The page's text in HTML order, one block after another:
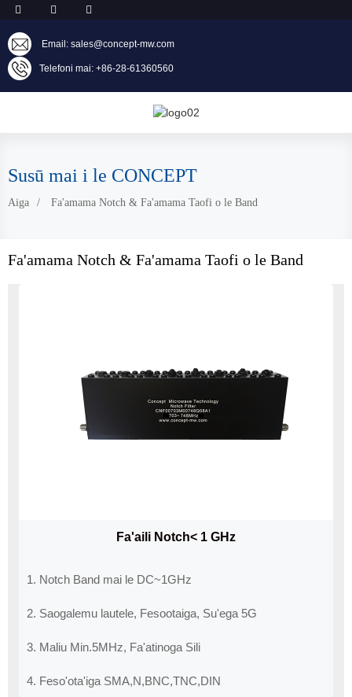
Email: sales@concept-mw.com
Telefoni mai: +86-28-61360560
Susū mai i le CONCEPT
Aiga Fa'amama Notch & Fa'amama Taofi o le Band
Fa'amama Notch & Fa'amama Taofi o le Band
Fa'aili Notch< 1 GHz
1. Notch Band mai le DC~1GHz
2. Saogalemu lautele, Fesootaiga, Su'ega 5G
3. Maliu Min.5MHz, Fa'atinoga Sili
4. Feso'ota'iga SMA,N,BNC,TNC,DIN